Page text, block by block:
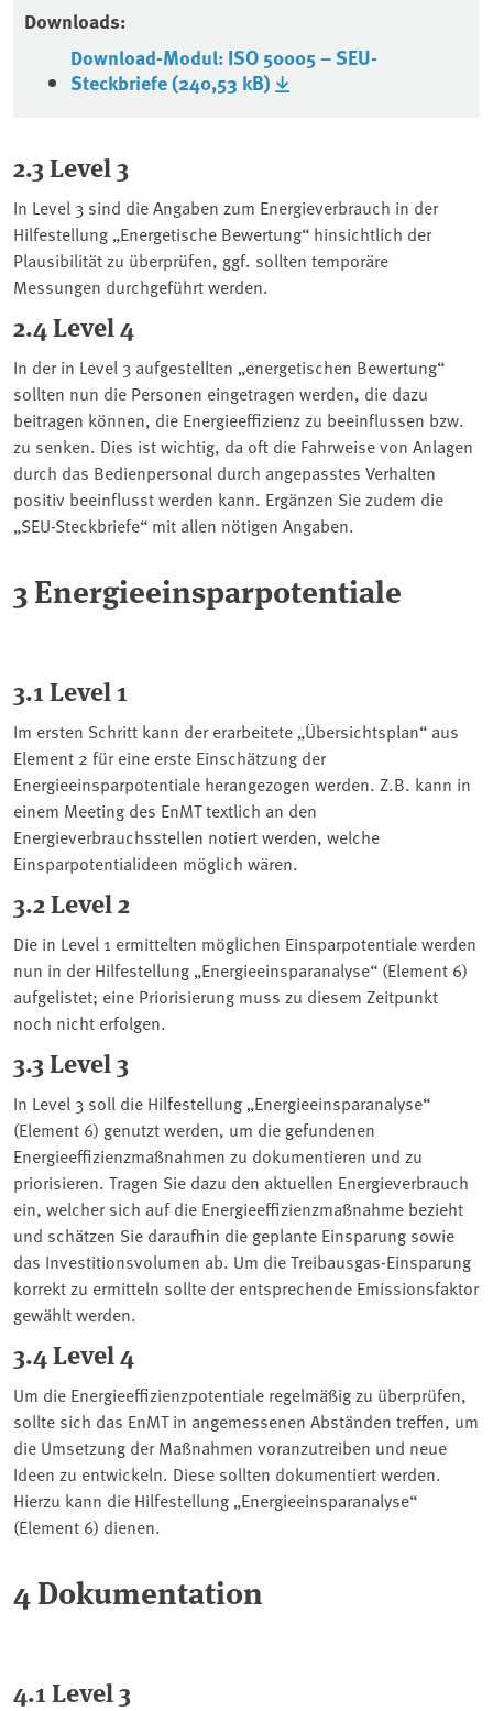
Downloads:
Download-Modul: ISO 50005 – SEU-
Steckbriefe (240,53 kB)
2.3 Level 3
In Level 3 sind die Angaben zum Energieverbrauch in der
Hilfestellung „Energetische Bewertung“ hinsichtlich der
Plausibilität zu überprüfen, ggf. sollten temporäre
Messungen durchgeführt werden.
2.4 Level 4
In der in Level 3 aufgestellten „energetischen Bewertung“
sollten nun die Personen eingetragen werden, die dazu
beitragen können, die Energieeffizienz zu beeinflussen bzw.
zu senken. Dies ist wichtig, da oft die Fahrweise von Anlagen
durch das Bedienpersonal durch angepasstes Verhalten
positiv beeinflusst werden kann. Ergänzen Sie zudem die
„SEU-Steckbriefe“ mit allen nötigen Angaben.
3 Energieeinsparpotentiale
3.1 Level 1
Im ersten Schritt kann der erarbeitete „Übersichtsplan“ aus
Element 2 für eine erste Einschätzung der
Energieeinsparpotentiale herangezogen werden. Z.B. kann in
einem Meeting des EnMT textlich an den
Energieverbrauchsstellen notiert werden, welche
Einsparpotentialideen möglich wären.
3.2 Level 2
Die in Level 1 ermittelten möglichen Einsparpotentiale werden
nun in der Hilfestellung „Energieeinsparanalyse“ (Element 6)
aufgelistet; eine Priorisierung muss zu diesem Zeitpunkt
noch nicht erfolgen.
3.3 Level 3
In Level 3 soll die Hilfestellung „Energieeinsparanalyse“
(Element 6) genutzt werden, um die gefundenen
Energieeffizienzmaßnahmen zu dokumentieren und zu
priorisieren. Tragen Sie dazu den aktuellen Energieverbrauch
ein, welcher sich auf die Energieeffizienzmaßnahme bezieht
und schätzen Sie daraufhin die geplante Einsparung sowie
das Investitionsvolumen ab. Um die Treibausgas-Einsparung
korrekt zu ermitteln sollte der entsprechende Emissionsfaktor
gewählt werden.
3.4 Level 4
Um die Energieeffizienzpotentiale regelmäßig zu überprüfen,
sollte sich das EnMT in angemessenen Abständen treffen, um
die Umsetzung der Maßnahmen voranzutreiben und neue
Ideen zu entwickeln. Diese sollten dokumentiert werden.
Hierzu kann die Hilfestellung „Energieeinsparanalyse“
(Element 6) dienen.
4 Dokumentation
4.1 Level 3